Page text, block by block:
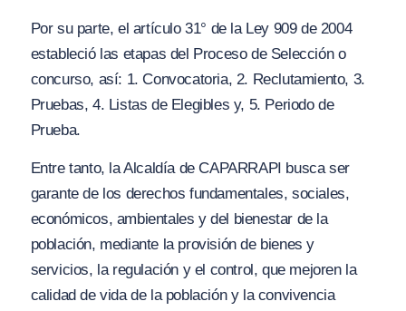
Por su parte, el artículo 31° de la Ley 909 de 2004
estableció las etapas del Proceso de Selección o
concurso, así: 1. Convocatoria, 2. Reclutamiento, 3.
Pruebas, 4. Listas de Elegibles y, 5. Periodo de
Prueba.
Entre tanto, la Alcaldía de CAPARRAPI busca ser
garante de los derechos fundamentales, sociales,
económicos, ambientales y del bienestar de la
población, mediante la provisión de bienes y
servicios, la regulación y el control, que mejoren la
calidad de vida de la población y la convivencia